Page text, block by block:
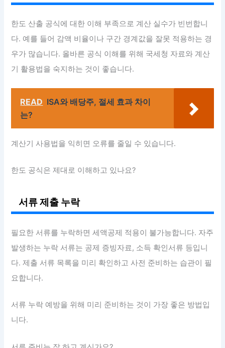
한도 산출 공식에 대한 이해 부족으로 계산 실수가 빈번합니
다. 예를 들어 감액 비율이나 구간 경계값을 잘못 적용하는 경
우가 많습니다. 올바른 공식 이해를 위해 국세청 자료와 계산
기 활용법을 숙지하는 것이 좋습니다.
READ ISA와 배당주, 절세 효과 차이
는?
계산기 사용법을 익히면 오류를 줄일 수 있습니다.
한도 공식은 제대로 이해하고 있나요?
서류 제출 누락
필요한 서류를 누락하면 세액공제 적용이 불가능합니다. 자주
발생하는 누락 서류는 공제 증빙자료, 소득 확인서류 등입니
다. 제출 서류 목록을 미리 확인하고 사전 준비하는 습관이 필
요합니다.
서류 누락 예방을 위해 미리 준비하는 것이 가장 좋은 방법입
니다.